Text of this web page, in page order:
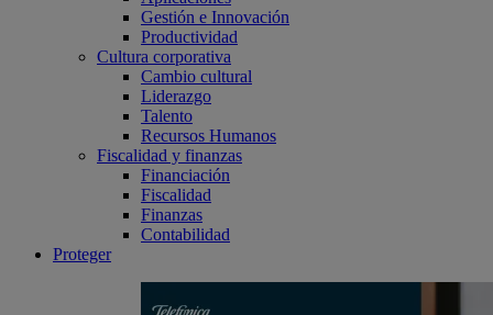
Gestión e Innovación
Productividad
Cultura corporativa
Cambio cultural
Liderazgo
Talento
Recursos Humanos
Fiscalidad y finanzas
Financiación
Fiscalidad
Finanzas
Contabilidad
Proteger